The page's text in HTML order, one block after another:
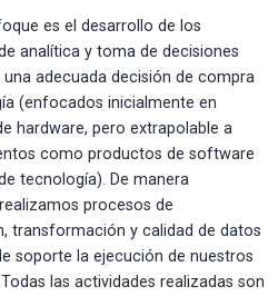
es el desarrollo de los
analítica y toma de decisiones
una adecuada decisión de compra
(enfocados inicialmente en
hardware, pero extrapolable a
como productos de software
tecnología). De manera
procesos de
transformación y calidad de datos
soporte la ejecución de nuestros
las actividades realizadas son